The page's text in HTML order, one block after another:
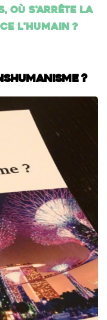
où s'arrête la
l'humain ?
?